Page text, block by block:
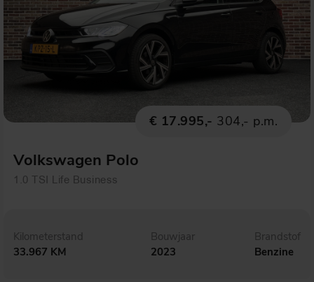
€ 17.995,- 304,- p.m.
Volkswagen Polo
1.0 TSI Life Business
Kilometerstand
33.967 KM
Bouwjaar
2023
Brandstof
Benzine